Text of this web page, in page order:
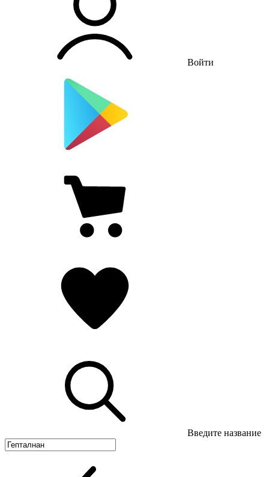
Войти
Введите название